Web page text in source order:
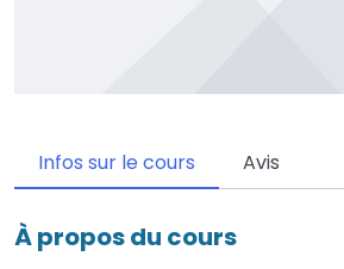
Infos sur le cours Avis
À propos du cours